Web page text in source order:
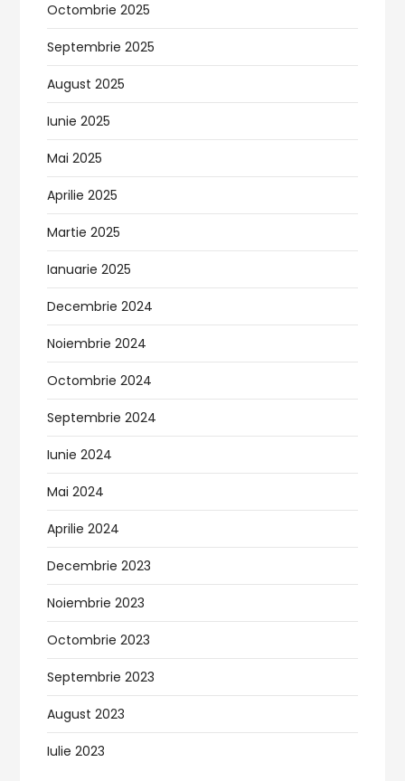
Octombrie 2025
Septembrie 2025
August 2025
Iunie 2025
Mai 2025
Aprilie 2025
Martie 2025
Ianuarie 2025
Decembrie 2024
Noiembrie 2024
Octombrie 2024
Septembrie 2024
Iunie 2024
Mai 2024
Aprilie 2024
Decembrie 2023
Noiembrie 2023
Octombrie 2023
Septembrie 2023
August 2023
Iulie 2023